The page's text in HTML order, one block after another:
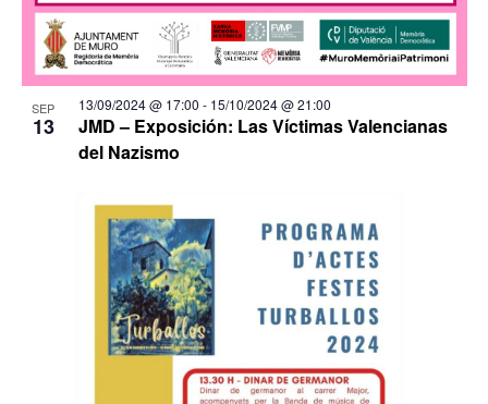
SEP
13
JMD – Exposición: Las Víctimas Valencianas
del Nazismo
13/09/2024 @ 17:00 - 15/10/2024 @ 21:00